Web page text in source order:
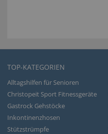
TOP-KATEGORIEN
Alltagshilfen für Senioren
Christopeit Sport Fitnessgeräte
Gastrock Gehstöcke
Inkontinenzhosen
Stützstrümpfe